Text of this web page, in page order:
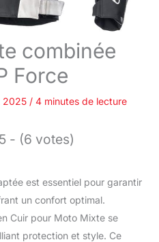
combinée
Force
2025 / 4 minutes de lecture
- (6 votes)
est essentiel pour garantir
un confort optimal.
Cuir pour Moto Mixte se
protection et style. Ce